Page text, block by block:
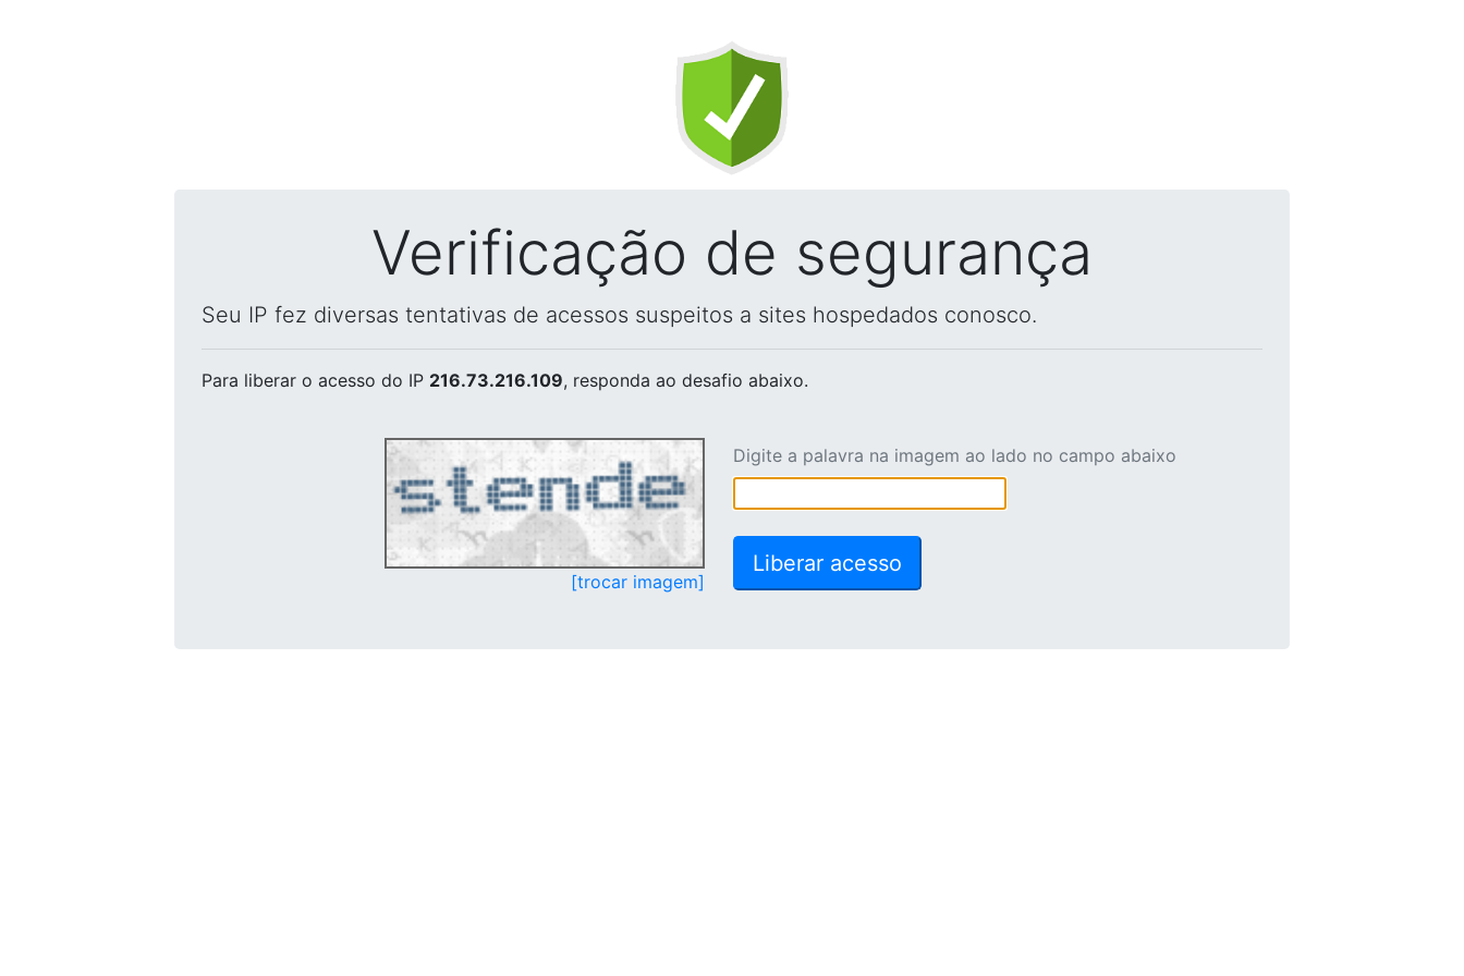
Verificação de segurança
Seu IP fez diversas tentativas de acessos suspeitos a sites hospedados conosco.
Para liberar o acesso do IP 216.73.216.109, responda ao desafio abaixo.
[trocar imagem]
Digite a palavra na imagem ao lado no campo abaixo